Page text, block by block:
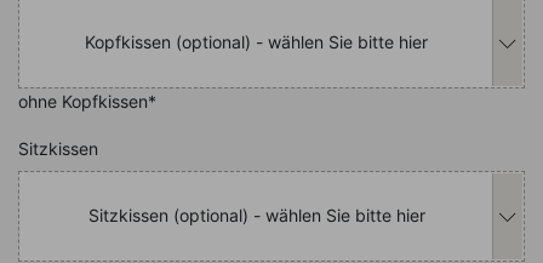
Kopfkissen (optional) - wählen Sie bitte hier
ohne Kopfkissen*
Nachfolgend können Sie das
Sitzkissen
Sitzkissen (optional) - wählen Sie bitte hier